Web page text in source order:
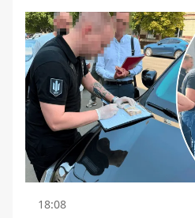
18:08